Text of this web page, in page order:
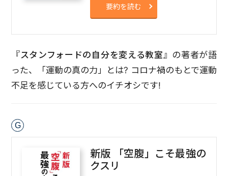
要約を読む
『スタンフォードの自分を変える教室』 の著者が語
った、「運動の真の力」とは? コロナ禍のもとで運動
不足を感じている方へのイチオシです!
G
新版 「空腹」こそ最強の
クスリ